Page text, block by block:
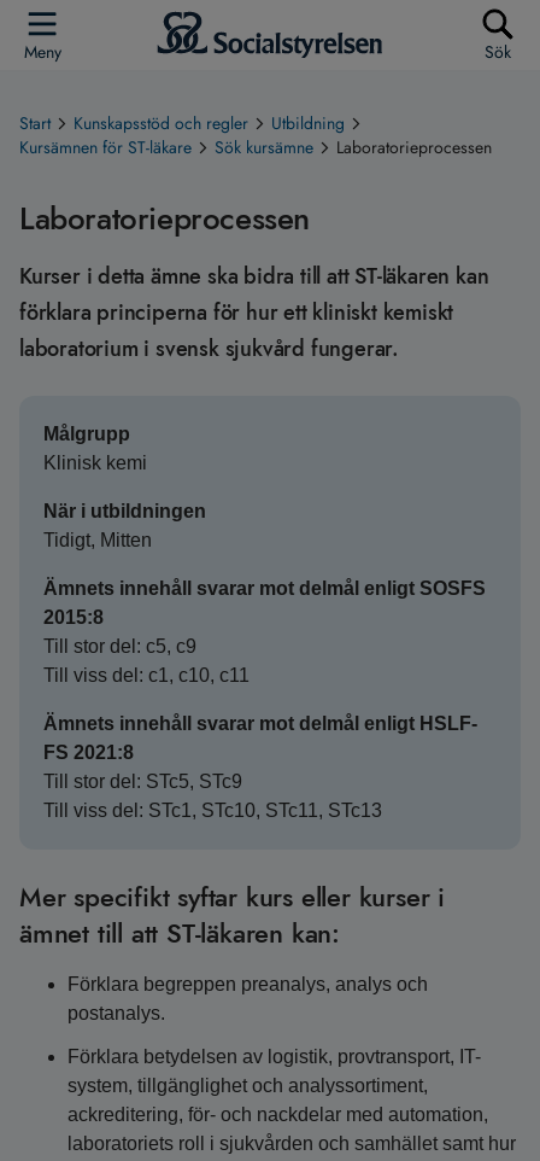
Meny Sök
Start Kunskapsstöd och regler
Utbildning
Kursämnen för ST-läkare
Sök kursämne Laboratorieprocessen
Laboratorieprocessen
Kurser i detta ämne ska bidra till att ST-läkaren kan
förklara principerna för hur ett kliniskt kemiskt
laboratorium i svensk sjukvård fungerar.
Målgrupp
Klinisk kemi
När i utbildningen
Tidigt, Mitten
Ämnets innehåll svarar mot delmål enligt SOSFS
2015:8
Till stor del: c5, c9
Till viss del: c1, c10, c11
Ämnets innehåll svarar mot delmål enligt HSLF-
FS 2021:8
Till stor del: STc5, STc9
Till viss del: STc1, STc10, STc11, STc13
Mer specifikt syftar kurs eller kurser i
ämnet till att ST-läkaren kan:
Förklara begreppen preanalys, analys och
postanalys.
Förklara betydelsen av logistik, provtransport, IT-
system, tillgänglighet och analyssortiment,
ackreditering, för- och nackdelar med automation,
laboratoriets roll i sjukvården och samhället samt hur